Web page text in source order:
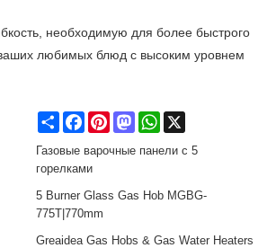
необходимую для более быстрого
любимых блюд с высоким уровнем
ShareFacebookPinterestMastodonWhatsApp
Газовые варочные панели с 5
горелками
5 Burner Glass Gas Hob MGBG-
775T|770mm
Greaidea Gas Hobs & Gas Water Heaters